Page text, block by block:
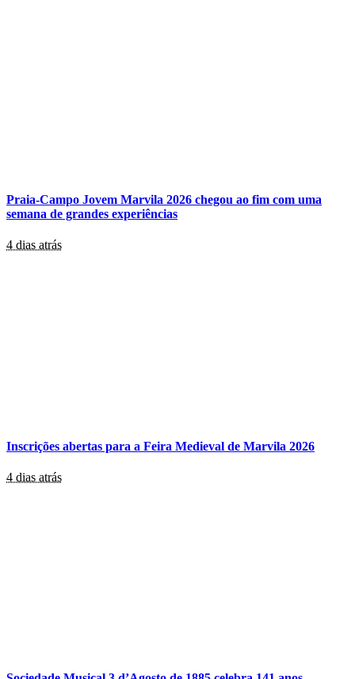
Praia-Campo Jovem Marvila 2026 chegou ao fim com uma
semana de grandes experiências
4 dias atrás
Inscrições abertas para a Feira Medieval de Marvila 2026
4 dias atrás